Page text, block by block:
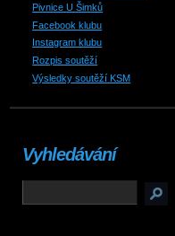
Pivnice U Šimků
Facebook klubu
Instagram klubu
Rozpis soutěží
Výsledky soutěží KSM
Vyhledávání